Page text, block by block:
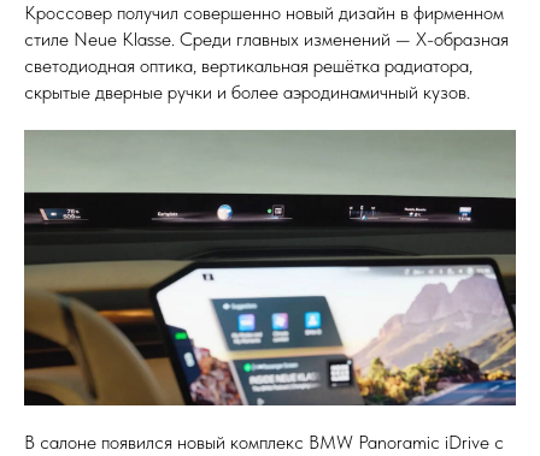
Кроссовер получил совершенно новый дизайн в фирменном
стиле Neue Klasse. Среди главных изменений — Х-образная
светодиодная оптика, вертикальная решётка радиатора,
скрытые дверные ручки и более аэродинамичный кузов.
В салоне появился новый комплекс BMW Panoramic iDrive с